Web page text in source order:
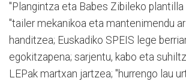
"Plangintza eta Babes Zibileko plantilla
"tailer mekanikoa eta mantenimendu
handitzea; Euskadiko SPEIS lege
egokitzapena; sarjentu, kabo eta
LEPak martxan jartzea; "hurrengo lau